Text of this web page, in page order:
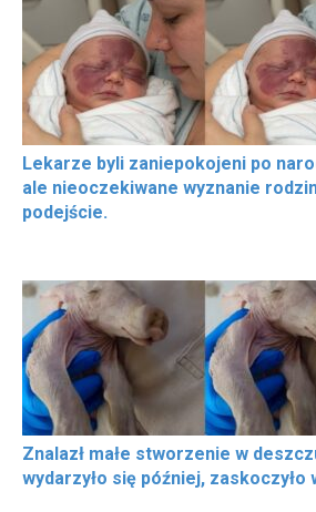
Lekarze byli zaniepokojeni po
ale nieoczekiwane wyznanie
podejście.
Znalazł małe stworzenie w
wydarzyło się później, zaskoczyło